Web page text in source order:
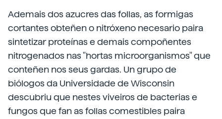
Ademais dos azucres das follas, as formigas
cortantes obteñen o nitróxeno necesario paira
sintetizar proteínas e demais compoñentes
nitrogenados nas "hortas microorganismos" que
conteñen nos seus gardas. Un grupo de
biólogos da Universidade de Wisconsin
descubriu que nestes viveiros de bacterias e
fungos que fan as follas comestibles paira